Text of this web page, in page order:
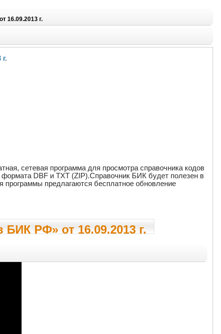
16.09.2013 г.
сетевая программа для просмотра справочника кодов
DBF и TXT (ZIP).Справочник БИК будет полезен в
предлагаются бесплатное обновление
РФ» от 16.09.2013 г.